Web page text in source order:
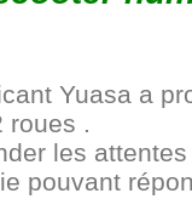
Yuasa a
roues .
les
pouvant